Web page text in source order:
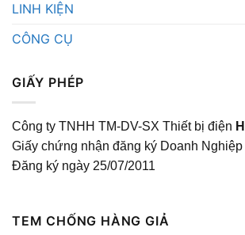
LINH KIỆN
CÔNG CỤ
GIẤY PHÉP
Công ty TNHH TM-DV-SX Thiết bị điện
Giấy chứng nhận đăng ký Doanh Nghiệp
Đăng ký ngày 25/07/2011
TEM CHỐNG HÀNG GIẢ